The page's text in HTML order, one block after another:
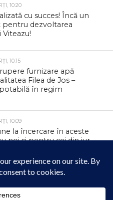
10:20
cu succes! Încă un
dezvoltarea
10:15
furnizare apă
Filea de Jos –
în regim
10:09
la încercare în aceste
noi și pentru cei din jur
17:59
Verii 2026